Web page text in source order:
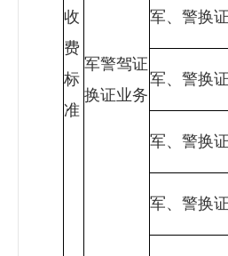
收
费
标
准
军警驾证
换证业务
军、警换
军、警换
军、警换
军、警换